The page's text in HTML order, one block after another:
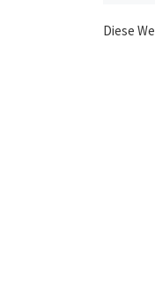
Diese